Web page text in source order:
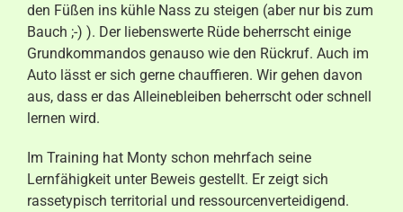
den Füßen ins kühle Nass zu steigen (aber nur bis zum
Bauch ;-) ). Der liebenswerte Rüde beherrscht einige
Grundkommandos genauso wie den Rückruf. Auch im
Auto lässt er sich gerne chauffieren. Wir gehen davon
aus, dass er das Alleinebleiben beherrscht oder schnell
lernen wird.
Im Training hat Monty schon mehrfach seine
Lernfähigkeit unter Beweis gestellt. Er zeigt sich
rassetypisch territorial und ressourcenverteidigend.